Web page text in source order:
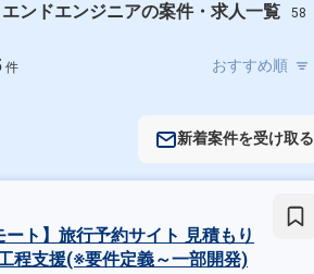
ンドエンジニアの案件・求人一覧
58
件
新着案件を受け取る
ート】旅行予約サイト 見積もり
程支援(※要件定義～一部開発)